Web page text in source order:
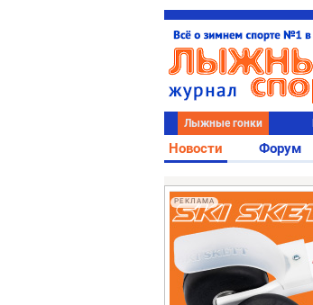
Лыжные гонки
Новости Форум
РЕКЛАМА